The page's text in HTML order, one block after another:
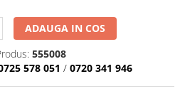
ADAUGA IN COS
555008
578 051 / 0720 341 946